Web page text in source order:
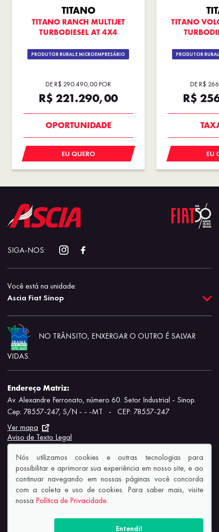
TITANO
TITANO RANCH MULTIJET
TURBODIESEL AT 4X4
PRODUTOR RURAL E MICROEMPRESÁRIO
DE R$ 290.490,00 POR
R$ 221.290,00
OPORTUNIDADE
EU QUERO
TITANO
PRODUTOR
DE R$
R$
SAIA
EU
SIGA-NOS:
Você está na unidade:
Ascia Fiat Sinop
NO TRÂNSITO, ENXERGAR O OUTRO É SALVAR
VIDAS.
Endereço Matriz:
Av. Alexandre Ferronato, número 60. Setor Industrial - Sinop.
Cep: 78557-247, S/N - - -MT
-
CEP: 78557-247
Ver mapa
Aviso de Texto Legal
© Copyright 2026
Nós utilizamos cookies e outras tecnologias para
possibilitar e aprimorar sua experiência em nosso site, e ao
continuar navegando em nossas páginas você concorda
com a coleta e uso de cookies. Para saber mais, visite
nossa Política de Privacidade.
Entendi!